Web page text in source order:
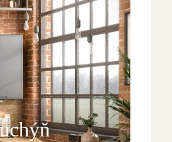
Ochotný personál,
ihned, bez prodlení.
stejně tak mi poslala i
Montéři u nás strávili
ně ať už ze strany